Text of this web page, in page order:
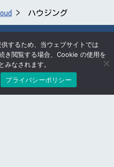
ハウジング
するため、当ウェブサイトでは
き閲覧する場合、Cookie の使用を
みなされます。
プライバシーポリシー